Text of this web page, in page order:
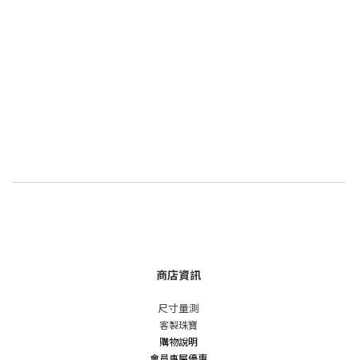
商店資訊
尺寸量測
客製珠寶
購物說明